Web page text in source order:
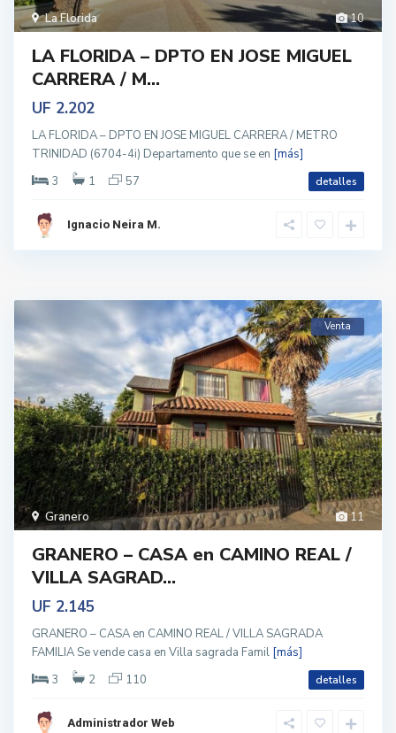
10
La Florida
LA FLORIDA – DPTO EN JOSE MIGUEL
CARRERA / M...
UF 2.202
LA FLORIDA – DPTO EN JOSE MIGUEL CARRERA / METRO
TRINIDAD (6704-4i) Departamento que se en [más]
3
1 57 detalles
Ignacio Neira M.
11
Granero
Venta
GRANERO – CASA en CAMINO REAL /
VILLA SAGRAD...
UF 2.145
GRANERO – CASA en CAMINO REAL / VILLA SAGRADA
FAMILIA Se vende casa en Villa sagrada Famil [más]
3
2 110 detalles
Administrador Web